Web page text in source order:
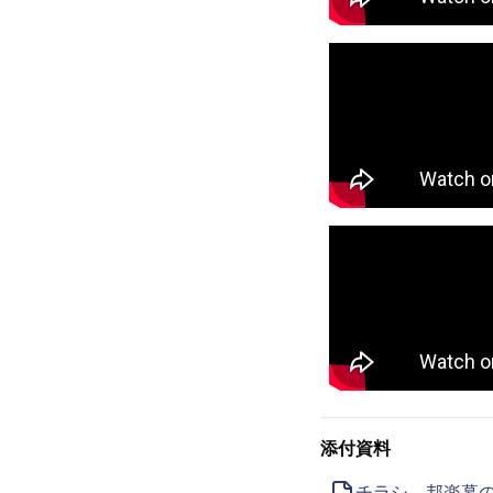
添付資料